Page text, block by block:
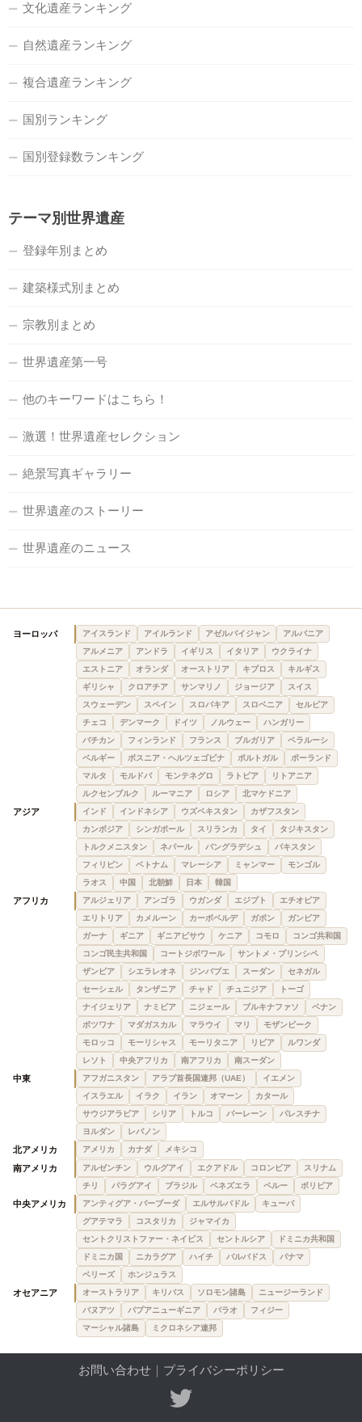
文化遺産ランキング
自然遺産ランキング
複合遺産ランキング
国別ランキング
国別登録数ランキング
テーマ別世界遺産
登録年別まとめ
建築様式別まとめ
宗教別まとめ
世界遺産第一号
他のキーワードはこちら！
激選！世界遺産セレクション
絶景写真ギャラリー
世界遺産のストーリー
世界遺産のニュース
ヨーロッパ アイスランド アイルランド アゼルバイジャン
アルバニア
アルメニア
アンドラ イギリス イタリア
ウクライナ
エストニア
オランダ オーストリア キプロス
キルギス
ギリシャ
クロアチア サンマリノ ジョージア
スイス
スウェーデン
スペイン スロバキア スロベニア
セルビア
チェコ
デンマーク ドイツ ノルウェー
ハンガリー
バチカン
フィンランド フランス ブルガリア
ベラルーシ
ベルギー
ボスニア・ヘルツェゴビナ ポルトガル
ポーランド
マルタ
モルドバ モンテネグロ ラトビア
リトアニア
ルクセンブルク
ルーマニア ロシア 北マケドニア
アジア インド インドネシア ウズベキスタン
カザフスタン
カンボジア
シンガポール スリランカ タイ
タジキスタン
トルクメニスタン
ネパール バングラデシュ
パキスタン
フィリピン
ベトナム マレーシア ミャンマー
モンゴル
ラオス
中国 北朝鮮 日本 韓国
アフリカ アルジェリア アンゴラ ウガンダ エジプト
エチオピア
エリトリア
カメルーン カーボベルデ ガボン
ガンビア
ガーナ
ギニア ギニアビサウ ケニア コモロ
コンゴ共和国
コンゴ民主共和国
コートジボワール
サントメ・プリンシペ
ザンビア
シエラレオネ ジンバブエ スーダン
セネガル
セーシェル
タンザニア チャド チュニジア
トーゴ
ナイジェリア
ナミビア ニジェール ブルキナファソ
ベナン
ボツワナ
マダガスカル マラウイ マリ
モザンビーク
モロッコ
モーリシャス モーリタニア リビア
ルワンダ
レソト
中央アフリカ 南アフリカ 南スーダン
中東 アフガニスタン アラブ首長国連邦（UAE）
イエメン
イスラエル
イラク イラン オマーン
カタール
サウジアラビア
シリア トルコ バーレーン
パレスチナ
ヨルダン
レバノン
北アメリカ アメリカ カナダ メキシコ
南アメリカ アルゼンチン ウルグアイ エクアドル コロンビア
スリナム
チリ
パラグアイ ブラジル ベネズエラ ペルー ボリビア
中央アメリカ アンティグア・バーブーダ エルサルバドル
キューバ
グアテマラ
コスタリカ
ジャマイカ
セントクリストファー・ネイビス
セントルシア
ドミニカ共和国
ドミニカ国
ニカラグア ハイチ バルバドス
パナマ
ベリーズ
ホンジュラス
オセアニア オーストラリア キリバス ソロモン諸島
ニュージーランド
バヌアツ
パプアニューギニア パラオ
フィジー
マーシャル諸島
ミクロネシア連邦
お問い合わせ｜ プライバシーポリシー